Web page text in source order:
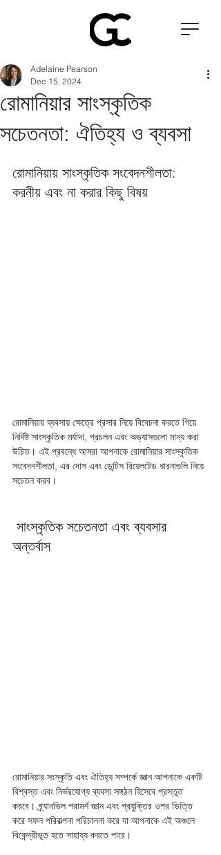
রোমানিয়ার সাংস্কৃতিক
সচেতনতা: ঐতিহ্য ও ব্যবসা
Adelaine Pearson
Dec 15, 2024
রোমানিয়ায় সাংস্কৃতিক সংবেদনশীলতা:
করনীয় এবং না করার কিছু বিষয়
রোমানিয়ায় ব্যবসায় ক্ষেত্রে প্রসার নিয়ে বিবেচনা করতে গিয়ে
নির্দিষ্ট সাংস্কৃতিক মর্যাদা, প্রচলন এবং অভ্যাসগুলো মান্য করা
উচিত। এই প্রবন্ধে আমরা আপনাকে রোমানিয়ার সাংস্কৃতিক
সংবেদনশীলতা, এর দোস এবং ডোন্টস রিয়েলটেড ধারনাগুলি নিয়ে
সচেতন করব।
অন্তর্বাস
রোমানিয়ার সংস্কৃতি এবং ঐতিহ্য সম্পর্কে জ্ঞান আপনাকে একটি
বিশ্বস্ত এবং নির্ভরযোগ্য ব্যবসা সঙ্গঠন হিসেবে প্রস্তুত
করবে। গ্র্যানভিল পরামর্শ জ্ঞান এবং প্রযুক্তির ওপর ভিত্তি
করে সফল পরিকল্পনা পরিচালনা করে যা আপনাকে এই অঞ্চলে
বিকেন্দ্রীভূত হতে সাহায্য করতে পারে।